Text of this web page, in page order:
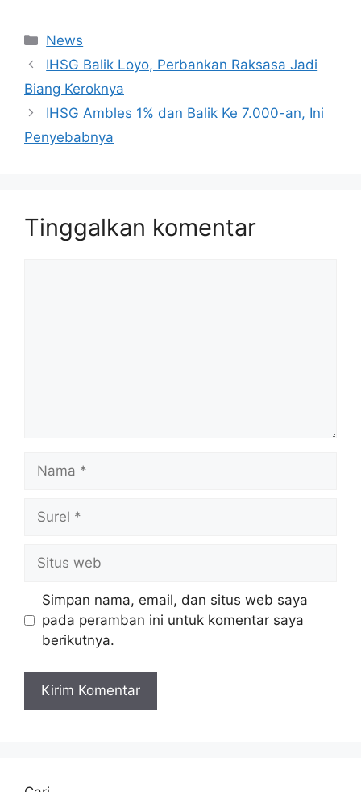
Kategori
News
IHSG Balik Loyo, Perbankan Raksasa Jadi
Biang Keroknya
IHSG Ambles 1% dan Balik Ke 7.000-an, Ini
Penyebabnya
Tinggalkan komentar
Nama
Surel
Situs
web
Simpan nama, email, dan situs web saya
pada peramban ini untuk komentar saya
berikutnya.